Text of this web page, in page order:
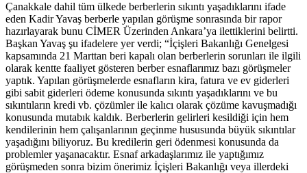
Çanakkale dahil tüm ülkede berberlerin sıkıntı yaşadıklarını ifade
eden Kadir Yavaş berberle yapılan görüşme sonrasında bir rapor
hazırlayarak bunu CİMER Üzerinden Ankara’ya ilettiklerini belirtti.
Başkan Yavaş şu ifadelere yer verdi; “İçişleri Bakanlığı Genelgesi
kapsamında 21 Marttan beri kapalı olan berberlerin sorunları ile ilgili
olarak kentte faaliyet gösteren berber esnaflarımız bazı görüşmeler
yaptık. Yapılan görüşmelerde esnafların kira, fatura ve ev giderleri
gibi sabit giderleri ödeme konusunda sıkıntı yaşadıklarını ve bu
sıkıntıların kredi vb. çözümler ile kalıcı olarak çözüme kavuşmadığı
konusunda mutabık kaldık. Berberlerin gelirleri kesildiği için hem
kendilerinin hem çalışanlarının geçinme hususunda büyük sıkıntılar
yaşadığını biliyoruz. Bu kredilerin geri ödenmesi konusunda da
problemler yaşanacaktır. Esnaf arkadaşlarımız ile yaptığımız
görüşmeden sonra bizim önerimiz İçişleri Bakanlığı veya illerdeki